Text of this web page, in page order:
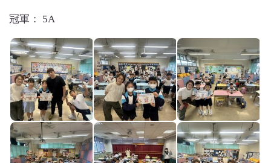
冠軍： 5A